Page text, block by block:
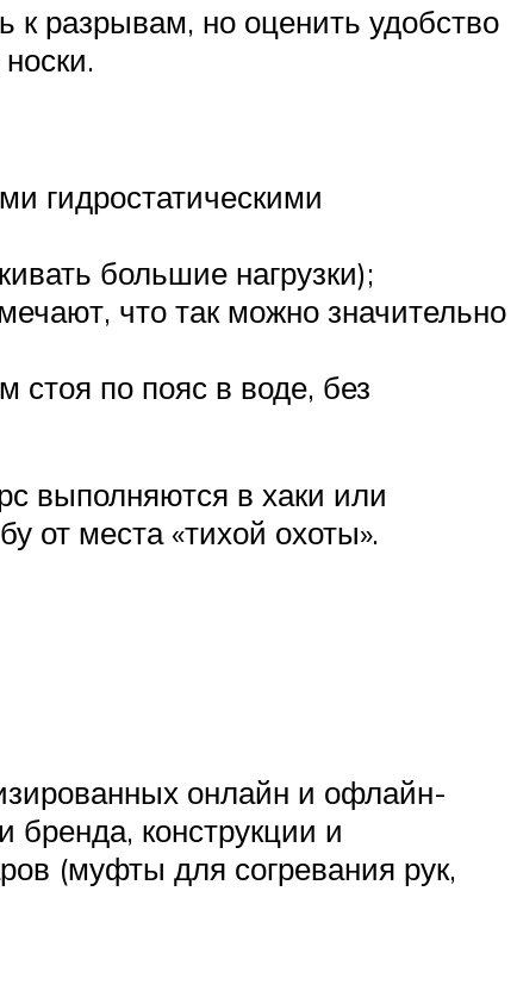
к разрывам, но оценить удобство
гидростатическими
большие нагрузки);
что так можно значительно
стоя по пояс в воде, без
выполняются в хаки или
от места «тихой охоты».
онлайн и офлайн-
бренда, конструкции и
(муфты для согревания рук,